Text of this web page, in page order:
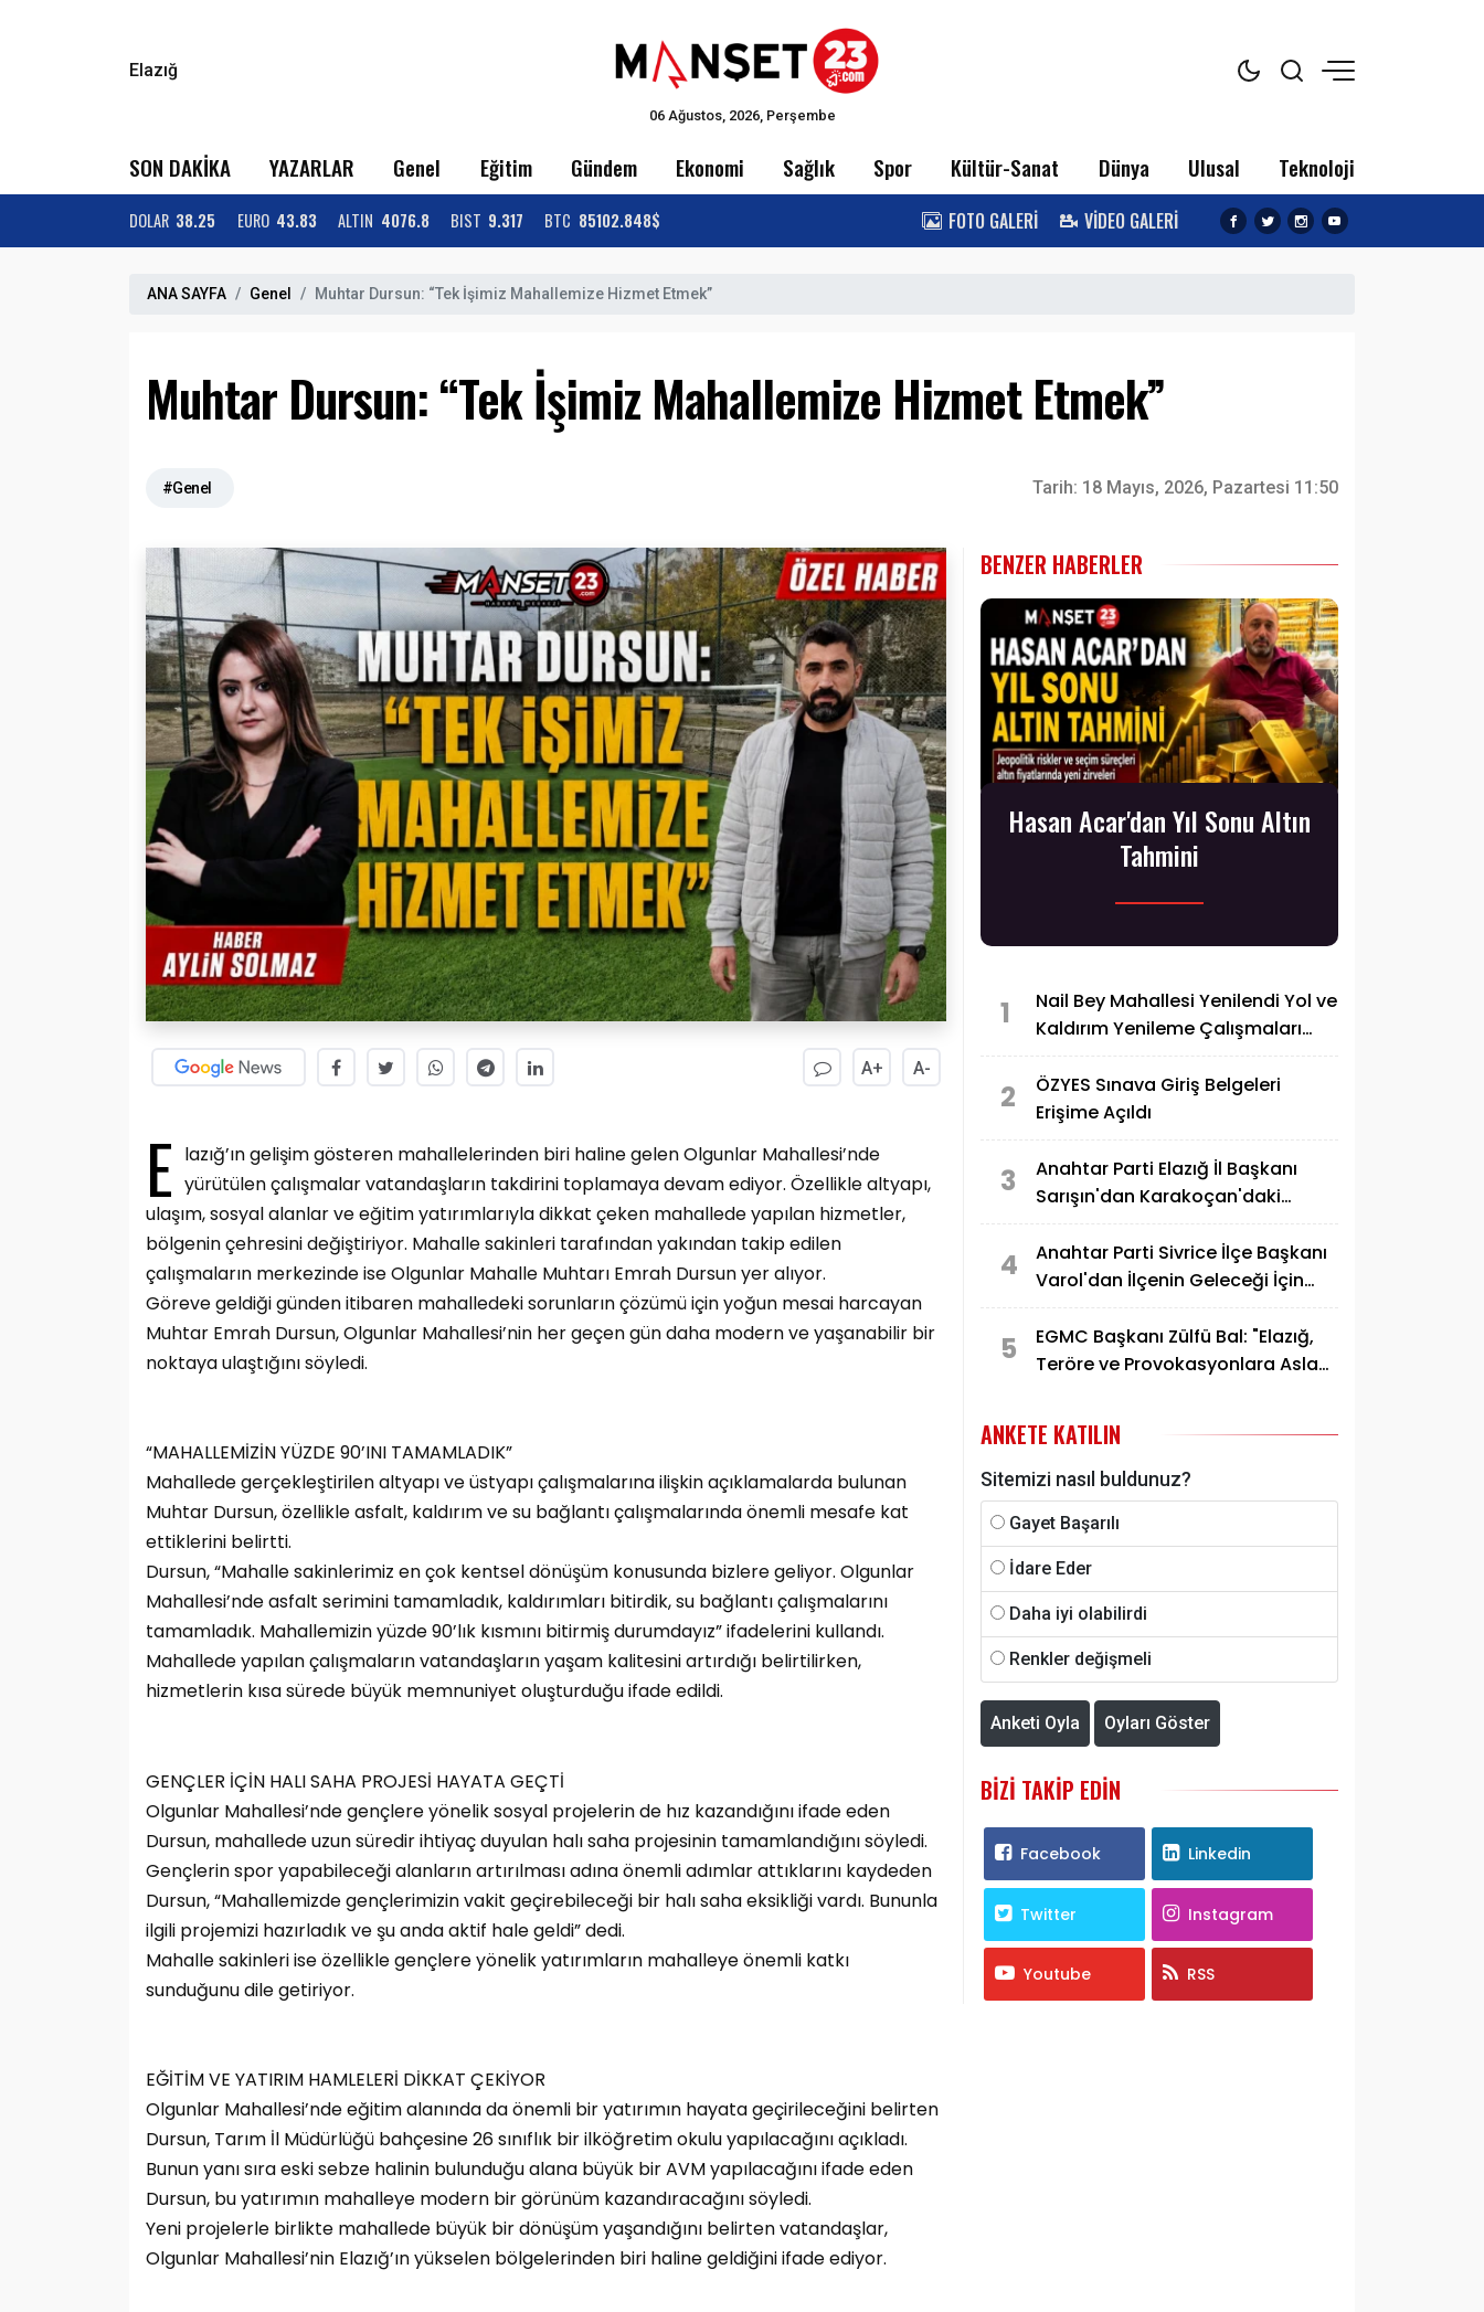
Elazığ
06 Ağustos, 2026, Perşembe
SON DAKİKA YAZARLAR Genel Eğitim Gündem Ekonomi Sağlık Spor Kültür-Sanat Dünya Ulusal Teknoloji
DOLAR 38.25 EURO 43.83 ALTIN 4076.8 BIST 9.317 BTC 85102.848$ FOTO GALERİ VİDEO GALERİ
ANA SAYFA Genel Muhtar Dursun: “Tek İşimiz Mahallemize Hizmet Etmek”
Muhtar Dursun: “Tek İşimiz Mahallemize Hizmet Etmek”
#Genel Tarih: 18 Mayıs, 2026, Pazartesi 11:50
A+ A-
E lazığ’ın gelişim gösteren mahallelerinden biri haline gelen Olgunlar Mahallesi’nde
yürütülen çalışmalar vatandaşların takdirini toplamaya devam ediyor. Özellikle altyapı,
ulaşım, sosyal alanlar ve eğitim yatırımlarıyla dikkat çeken mahallede yapılan hizmetler,
bölgenin çehresini değiştiriyor. Mahalle sakinleri tarafından yakından takip edilen
çalışmaların merkezinde ise Olgunlar Mahalle Muhtarı Emrah Dursun yer alıyor.
Göreve geldiği günden itibaren mahalledeki sorunların çözümü için yoğun mesai harcayan
Muhtar Emrah Dursun, Olgunlar Mahallesi’nin her geçen gün daha modern ve yaşanabilir bir
noktaya ulaştığını söyledi.
“MAHALLEMİZİN YÜZDE 90’INI TAMAMLADIK”
Mahallede gerçekleştirilen altyapı ve üstyapı çalışmalarına ilişkin açıklamalarda bulunan
Muhtar Dursun, özellikle asfalt, kaldırım ve su bağlantı çalışmalarında önemli mesafe kat
ettiklerini belirtti.
Dursun, “Mahalle sakinlerimiz en çok kentsel dönüşüm konusunda bizlere geliyor. Olgunlar
Mahallesi’nde asfalt serimini tamamladık, kaldırımları bitirdik, su bağlantı çalışmalarını
tamamladık. Mahallemizin yüzde 90’lık kısmını bitirmiş durumdayız” ifadelerini kullandı.
Mahallede yapılan çalışmaların vatandaşların yaşam kalitesini artırdığı belirtilirken,
hizmetlerin kısa sürede büyük memnuniyet oluşturduğu ifade edildi.
GENÇLER İÇİN HALI SAHA PROJESİ HAYATA GEÇTİ
Olgunlar Mahallesi’nde gençlere yönelik sosyal projelerin de hız kazandığını ifade eden
Dursun, mahallede uzun süredir ihtiyaç duyulan halı saha projesinin tamamlandığını söyledi.
Gençlerin spor yapabileceği alanların artırılması adına önemli adımlar attıklarını kaydeden
Dursun, “Mahallemizde gençlerimizin vakit geçirebileceği bir halı saha eksikliği vardı. Bununla
ilgili projemizi hazırladık ve şu anda aktif hale geldi” dedi.
Mahalle sakinleri ise özellikle gençlere yönelik yatırımların mahalleye önemli katkı
sunduğunu dile getiriyor.
EĞİTİM VE YATIRIM HAMLELERİ DİKKAT ÇEKİYOR
Olgunlar Mahallesi’nde eğitim alanında da önemli bir yatırımın hayata geçirileceğini belirten
Dursun, Tarım İl Müdürlüğü bahçesine 26 sınıflık bir ilköğretim okulu yapılacağını açıkladı.
Bunun yanı sıra eski sebze halinin bulunduğu alana büyük bir AVM yapılacağını ifade eden
Dursun, bu yatırımın mahalleye modern bir görünüm kazandıracağını söyledi.
Yeni projelerle birlikte mahallede büyük bir dönüşüm yaşandığını belirten vatandaşlar,
Olgunlar Mahallesi’nin Elazığ’ın yükselen bölgelerinden biri haline geldiğini ifade ediyor.
BENZER HABERLER
Hasan Acar'dan Yıl Sonu Altın
Tahmini
1
Nail Bey Mahallesi Yenilendi Yol ve
Kaldırım Yenileme Çalışmaları
2
ÖZYES Sınava Giriş Belgeleri
Erişime Açıldı
3
Anahtar Parti Elazığ İl Başkanı
Sarışın'dan Karakoçan'daki
4
Anahtar Parti Sivrice İlçe Başkanı
Varol'dan İlçenin Geleceği İçin
5
EGMC Başkanı Zülfü Bal: "Elazığ,
Teröre ve Provokasyonlara Asla
ANKETE KATILIN
Sitemizi nasıl buldunuz?
Gayet Başarılı
İdare Eder
Daha iyi olabilirdi
Renkler değişmeli
Anketi Oyla Oyları Göster
BIZI TAKIP EDIN
Facebook Linkedin
Twitter Instagram
Youtube RSS